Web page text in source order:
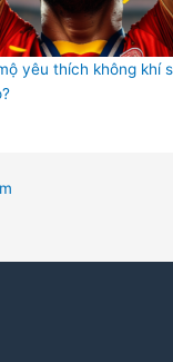
yêu thích không khí